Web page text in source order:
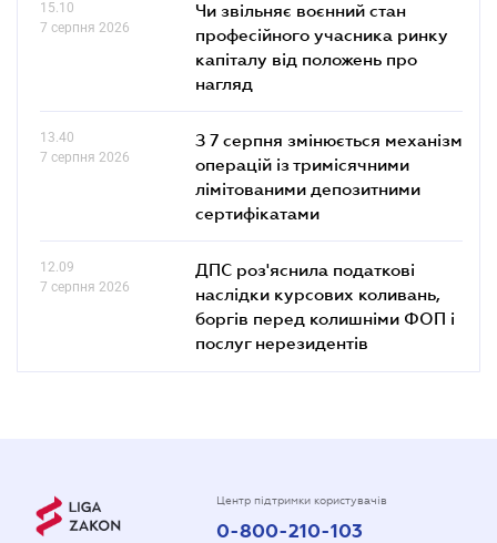
15.10
7 серпня 2026
Чи звільняє воєнний стан
професійного учасника ринку
капіталу від положень про
нагляд
13.40
7 серпня 2026
З 7 серпня змінюється механізм
операцій із тримісячними
лімітованими депозитними
сертифікатами
12.09
7 серпня 2026
ДПС роз'яснила податкові
наслідки курсових коливань,
боргів перед колишніми ФОП і
послуг нерезидентів
Центр підтримки користувачів
0-800-210-103